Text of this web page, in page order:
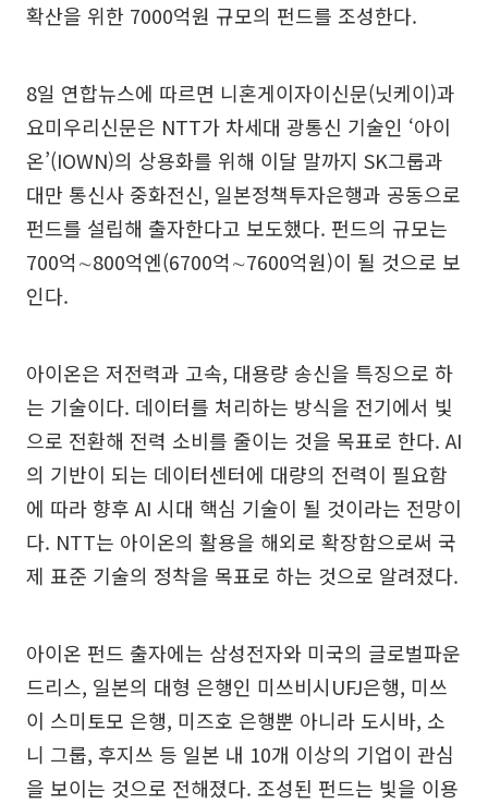
확산을 위한 7000억원 규모의 펀드를 조성한다.
8일 연합뉴스에 따르면 니혼게이자이신문(닛케이)과
요미우리신문은 NTT가 차세대 광통신 기술인 ‘아이
온’(IOWN)의 상용화를 위해 이달 말까지 SK그룹과
대만 통신사 중화전신, 일본정책투자은행과 공동으로
펀드를 설립해 출자한다고 보도했다. 펀드의 규모는
700억∼800억엔(6700억∼7600억원)이 될 것으로 보
인다.
아이온은 저전력과 고속, 대용량 송신을 특징으로 하
는 기술이다. 데이터를 처리하는 방식을 전기에서 빛
으로 전환해 전력 소비를 줄이는 것을 목표로 한다. AI
의 기반이 되는 데이터센터에 대량의 전력이 필요함
에 따라 향후 AI 시대 핵심 기술이 될 것이라는 전망이
다. NTT는 아이온의 활용을 해외로 확장함으로써 국
제 표준 기술의 정착을 목표로 하는 것으로 알려졌다.
아이온 펀드 출자에는 삼성전자와 미국의 글로벌파운
드리스, 일본의 대형 은행인 미쓰비시UFJ은행, 미쓰
이 스미토모 은행, 미즈호 은행뿐 아니라 도시바, 소
니 그룹, 후지쓰 등 일본 내 10개 이상의 기업이 관심
을 보이는 것으로 전해졌다. 조성된 펀드는 빛을 이용